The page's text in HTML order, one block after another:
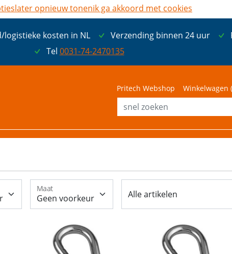
logistieke kosten in NL Verzending binnen 24 uur
Tel 0031-74-2470135
Pritech Webshop Winkelwagen (
Maat
Alle artikelen
later opnieuw tonenik ga akkoord met cookies